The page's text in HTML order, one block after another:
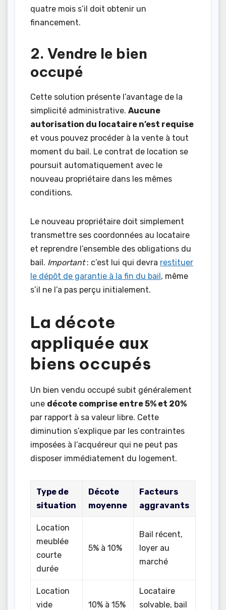
quatre mois s’il doit obtenir un
financement.
2. Vendre le bien
occupé
Cette solution présente l’avantage de la
simplicité administrative. Aucune
autorisation du locataire n’est requise
et vous pouvez procéder à la vente à tout
moment du bail. Le contrat de location se
poursuit automatiquement avec le
nouveau propriétaire dans les mêmes
conditions.
Le nouveau propriétaire doit simplement
transmettre ses coordonnées au locataire
et reprendre l’ensemble des obligations du
bail. Important: c’est lui qui devra restituer
le dépôt de garantie à la fin du bail, même
s’il ne l’a pas perçu initialement.
La décote
appliquée aux
biens occupés
Un bien vendu occupé subit généralement
une décote comprise entre 5% et 20%
par rapport à sa valeur libre. Cette
diminution s’explique par les contraintes
imposées à l’acquéreur qui ne peut pas
disposer immédiatement du logement.
Type de
situation
Décote
moyenne
Facteurs
aggravants
Location
meublée
courte
durée
5% à 10%
Bail récent,
loyer au
marché
Location
vide
10% à 15%
Locataire
solvable, bail